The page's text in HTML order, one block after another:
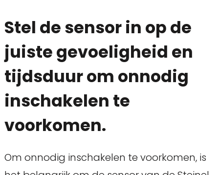
Stel de sensor in op de
juiste gevoeligheid en
tijdsduur om onnodig
inschakelen te
voorkomen.
Om onnodig inschakelen te voorkomen, is